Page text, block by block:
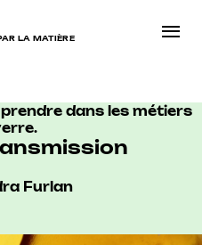
LA MATIÈRE
dans les métiers
Furlan